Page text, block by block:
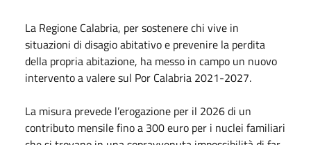
La Regione Calabria, per sostenere chi vive in
situazioni di disagio abitativo e prevenire la perdita
della propria abitazione, ha messo in campo un nuovo
intervento a valere sul Por Calabria 2021-2027.
La misura prevede l’erogazione per il 2026 di un
contributo mensile fino a 300 euro per i nuclei familiari